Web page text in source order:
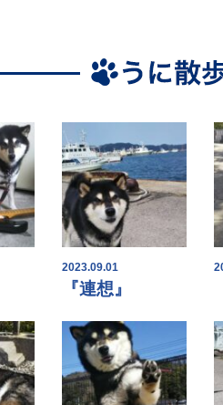
2023.09.01
『連想』